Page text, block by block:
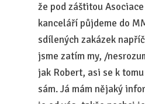
že pod záštitou
kanceláří půjdeme do
sdílených zakázek
jsme zatím my, /
jak Robert, asi se k
sám. Já mám nějaký